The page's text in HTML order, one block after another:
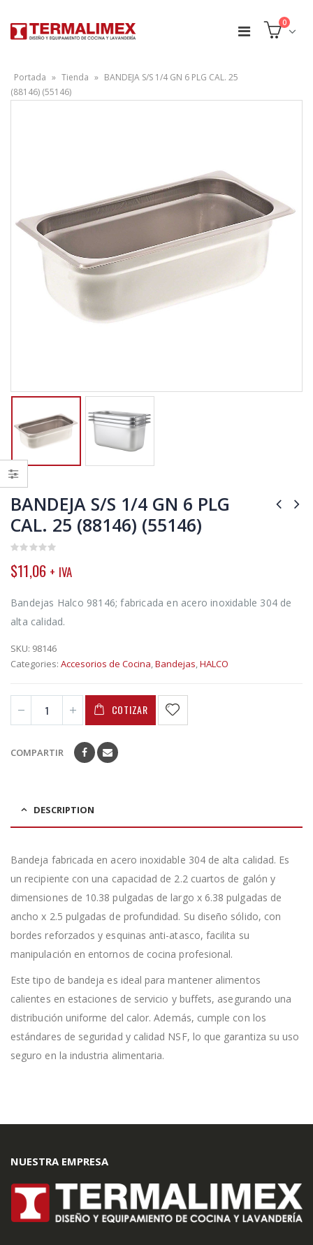
0
Portada » Tienda » BANDEJA S/S 1/4 GN 6 PLG CAL. 25
(88146) (55146)
BANDEJA S/S 1/4 GN 6 PLG
CAL. 25 (88146) (55146)
out
of
$11,06 + IVA
Bandejas Halco 98146; fabricada en acero inoxidable 304 de
alta calidad.
SKU: 98146
Categories: Accesorios de Cocina,Bandejas,HALCO
COTIZAR
COMPARTIR
DESCRIPTION
Bandeja fabricada en acero inoxidable 304 de alta calidad. Es
un recipiente con una capacidad de 2.2 cuartos de galón y
dimensiones de 10.38 pulgadas de largo x 6.38 pulgadas de
ancho x 2.5 pulgadas de profundidad. Su diseño sólido, con
bordes reforzados y esquinas anti-atasco, facilita su
manipulación en entornos de cocina profesional.
Este tipo de bandeja es ideal para mantener alimentos
calientes en estaciones de servicio y buffets, asegurando una
distribución uniforme del calor. Además, cumple con los
estándares de seguridad y calidad NSF, lo que garantiza su uso
seguro en la industria alimentaria.
NUESTRA EMPRESA